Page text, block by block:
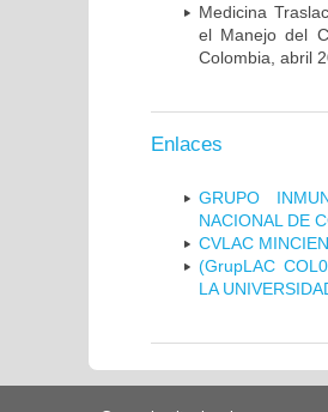
Medicina
el Manejo del
Colombia, abril
Enlaces
GRUPO
NACIONAL DE
CVLAC
(GrupLAC
LA